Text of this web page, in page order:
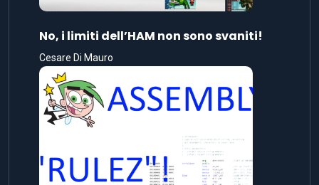
No, i limiti dell’HAM non sono svaniti!
Cesare Di Mauro